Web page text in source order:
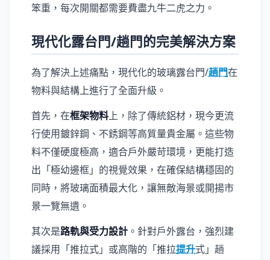
笨重，每次開關都需要費盡九牛二虎之力。
現代化露台門/趟門的完美解決方案
為了解決上述痛點，現代化的玻璃露台門/趟門在
物料與結構上進行了全面升級。
首先，在框架物料上，除了傳統鋁材，現今更流
行使用鍍鋅鋼、不銹鋼等高質量貴金屬。這些物
料不僅硬度極高，適合戶外嚴苛環境，更能打造
出「極幼邊框」的視覺效果，在確保結構穩固的
同時，將玻璃面積最大化，讓無敵海景或開揚市
景一覽無遺。
其次是路軌與受力設計 。針對戶外露台，強烈建
議採用「推拉式」或高階的「推拉提升式」趟